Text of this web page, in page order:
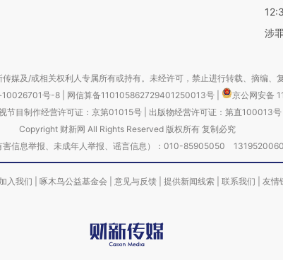
涉
媒及/或相关权利人专属所有或持有。未经许可，禁止进行转载、摘编、
10026701号-8 网信算备110105862729401250013号
京公网安备
节目制作经营许可证：京第01015号| 出版物经营许可证：第直100013号
Copyright 财新网 All Rights Reserved 版权所有 复制必究
害信息举报、未成年人举报、谣言信息）：010-85905050
加入我们 啄木鸟公益基金会 意见与反馈 提供新闻线索 联系我们 友情